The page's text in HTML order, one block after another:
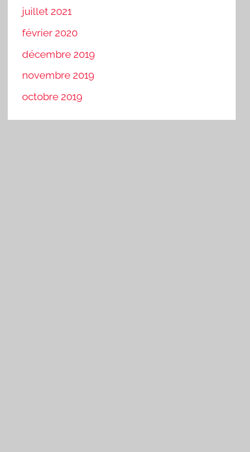
juillet 2021
février 2020
décembre 2019
novembre 2019
octobre 2019